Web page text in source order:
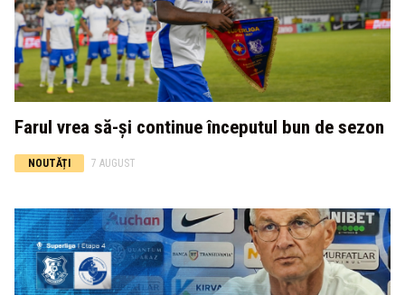
Farul vrea să-și continue începutul bun de sezon
NOUTĂȚI 7 AUGUST